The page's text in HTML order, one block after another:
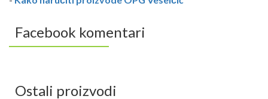
Facebook komentari
Ostali proizvodi